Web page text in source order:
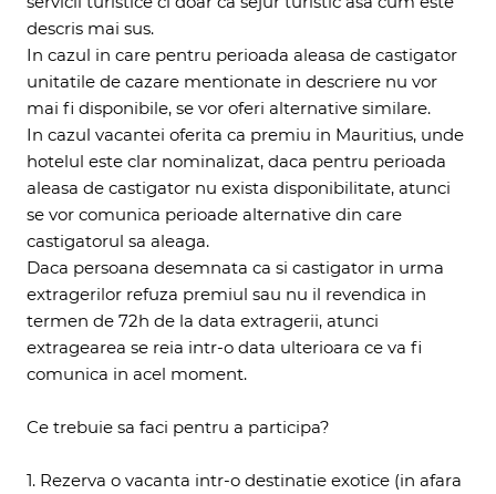
descris mai sus.
In cazul in care pentru perioada aleasa de castigator
unitatile de cazare mentionate in descriere nu vor
mai fi disponibile, se vor oferi alternative similare.
In cazul vacantei oferita ca premiu in Mauritius, unde
hotelul este clar nominalizat, daca pentru perioada
aleasa de castigator nu exista disponibilitate, atunci
se vor comunica perioade alternative din care
castigatorul sa aleaga.
Daca persoana desemnata ca si castigator in urma
extragerilor refuza premiul sau nu il revendica in
termen de 72h de la data extragerii, atunci
extragearea se reia intr-o data ulterioara ce va fi
comunica in acel moment.
Ce trebuie sa faci pentru a participa?
1. Rezerva o vacanta intr-o destinatie exotice (in afara